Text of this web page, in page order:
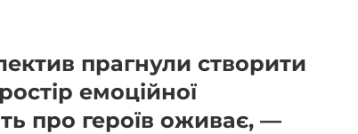
прагнули створити
емоційної
про героїв оживає, ―